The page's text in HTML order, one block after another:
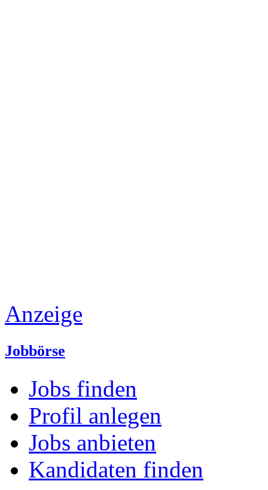
Anzeige
Jobbörse
Jobs finden
Profil anlegen
Jobs anbieten
Kandidaten finden